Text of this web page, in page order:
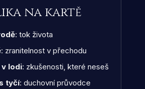
na kartě
: tok života
: zranitelnost v přechodu
v lodi: zkušenosti, které neseš
tyčí: duchovní průvodce